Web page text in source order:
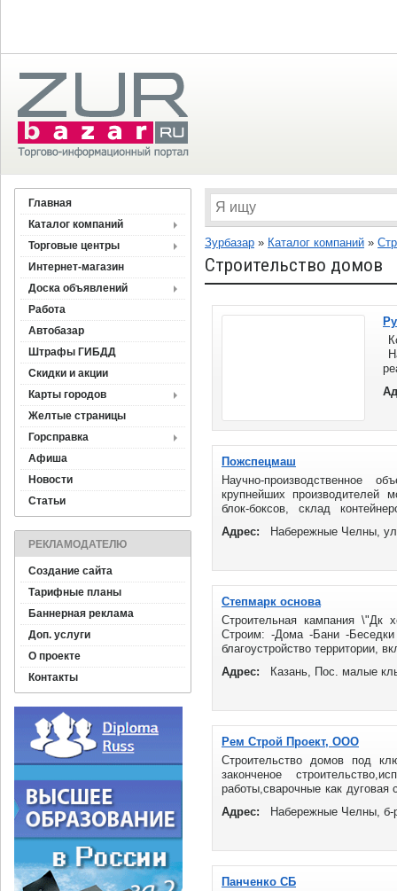
Главная
Каталог компаний
Торговые центры
Интернет-магазин
Доска объявлений
Работа
Автобазар
Штрафы ГИБДД
Скидки и акции
Карты городов
Желтые страницы
Горсправка
Афиша
Новости
Статьи
РЕКЛАМОДАТЕЛЮ
Создание сайта
Тарифные планы
Баннерная реклама
Доп. услуги
О проекте
Контакты
Зурбазар » Каталог компаний »
Строительство домов
Пожспецмаш
Научно-производственное
крупнейших производителей
блок-боксов, склад
Адрес: Набережные Челны,
Степмарк основа
Строительная кампания \"Дк
Строим: -Дома -Бани -Беседки
благоустройство территории,
Адрес:
Казань, Пос. малые
Рем Строй Проект, ООО
Строительство домов под
законченое
работы,сварочные как дуговая
Адрес: Набережные Челны, б-
Панченко СБ